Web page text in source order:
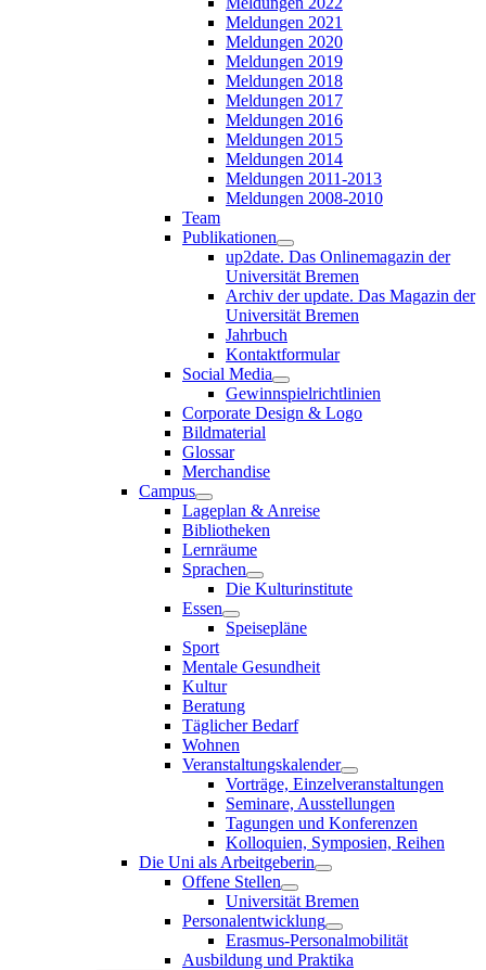
Meldungen 2021
Meldungen 2020
Meldungen 2019
Meldungen 2018
Meldungen 2017
Meldungen 2016
Meldungen 2015
Meldungen 2014
Meldungen 2011-2013
Meldungen 2008-2010
Team
Publikationen
up2date. Das Onlinemagazin der
Universität Bremen
Archiv der update. Das Magazin der
Universität Bremen
Jahrbuch
Kontaktformular
Social Media
Gewinnspielrichtlinien
Corporate Design & Logo
Bildmaterial
Glossar
Merchandise
Campus
Lageplan & Anreise
Bibliotheken
Lernräume
Sprachen
Die Kulturinstitute
Essen
Speisepläne
Sport
Mentale Gesundheit
Kultur
Beratung
Täglicher Bedarf
Wohnen
Veranstaltungskalender
Vorträge, Einzelveranstaltungen
Seminare, Ausstellungen
Tagungen und Konferenzen
Kolloquien, Symposien, Reihen
Die Uni als Arbeitgeberin
Offene Stellen
Universität Bremen
Personalentwicklung
Erasmus-Personalmobilität
Ausbildung und Praktika